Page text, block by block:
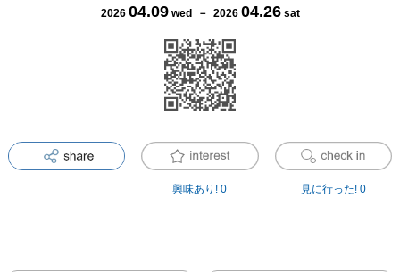
2026 04.09 wed－ 2026 04.26 sat
興味あり! 0 見に行った! 0